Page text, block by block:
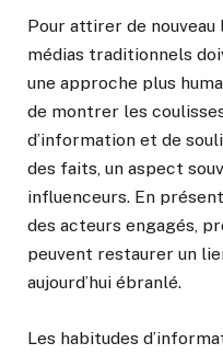
Pour attirer de nouveau
médias traditionnels
une approche plus
de montrer les
d’information et de
des faits, un aspect
influenceurs. En
des acteurs engagés,
peuvent restaurer un
aujourd’hui ébranlé.
Les habitudes